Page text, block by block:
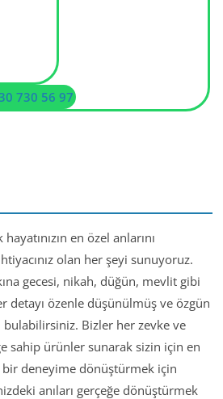
730 56 97
en özel anlarını
olan her şeyi sunuyoruz.
gecesi, nikah, düğün, mevlit gibi
detayı özenle düşünülmüş ve özgün
Bizler her zevke ve
sahip ürünler sunarak sizin için en
deneyime dönüştürmek için
anıları gerçeğe dönüştürmek